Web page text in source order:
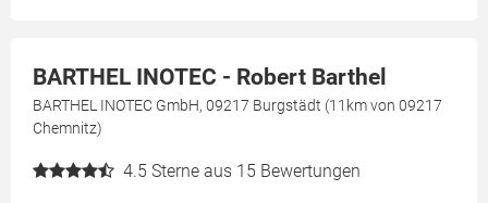
BARTHEL INOTEC - Robert Barthel
BARTHEL INOTEC GmbH, 09217 Burgstädt (11km von 09217
Chemnitz)
4.5 Sterne aus 15 Bewertungen